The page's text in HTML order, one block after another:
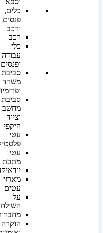
וספא
כלים,
פנסים
ורכב
רכב
כלי
עבודה
ופנסים
סביבת
משרד
ופרימיום
סביבת
מחשב
וציוד
היקפי
עטי
פלסטיק
עטי
מתכת
יודאיקה
מארזי
עטים
על
השולחן...
מחברות
הוקרה